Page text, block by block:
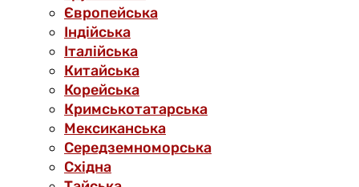
Європейська
Індійська
Італійська
Китайська
Корейська
Кримськотатарська
Мексиканська
Середземноморська
Східна